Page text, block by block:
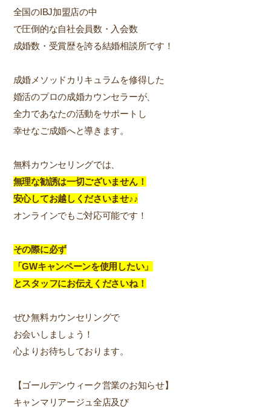
全国のIBJ加盟店の中
で圧倒的な自社会員数・入会数
成婚数・受賞歴を誇る結婚相談所です！
成婚メソッドカリキュラムを修得した
婚活のプロの成婚カウンセラーが、
全力であなたの活動をサポートし
幸せなご成婚へと導きます。
無料カウンセリングでは、
無理な勧誘は一切ございません！
安心してお越しくださいませ♪♪
オンラインでもご対応可能です！
その際に必ず
「GWキャンペーンを使用したい」
とスタッフにお伝えくださいね！
ぜひ無料カウンセリングで
お会いしましょう！
心よりお待ちしております。
【ゴールデンウィーク営業のお知らせ】
キャンマリアージュ全店及び